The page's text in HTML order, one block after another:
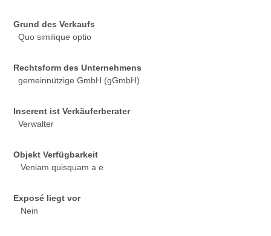
Grund des Verkaufs
Quo similique optio
Rechtsform des Unternehmens
gemeinnützige GmbH (gGmbH)
Inserent ist Verkäuferberater
Verwalter
Objekt Verfügbarkeit
Veniam quisquam a e
Exposé liegt vor
Nein